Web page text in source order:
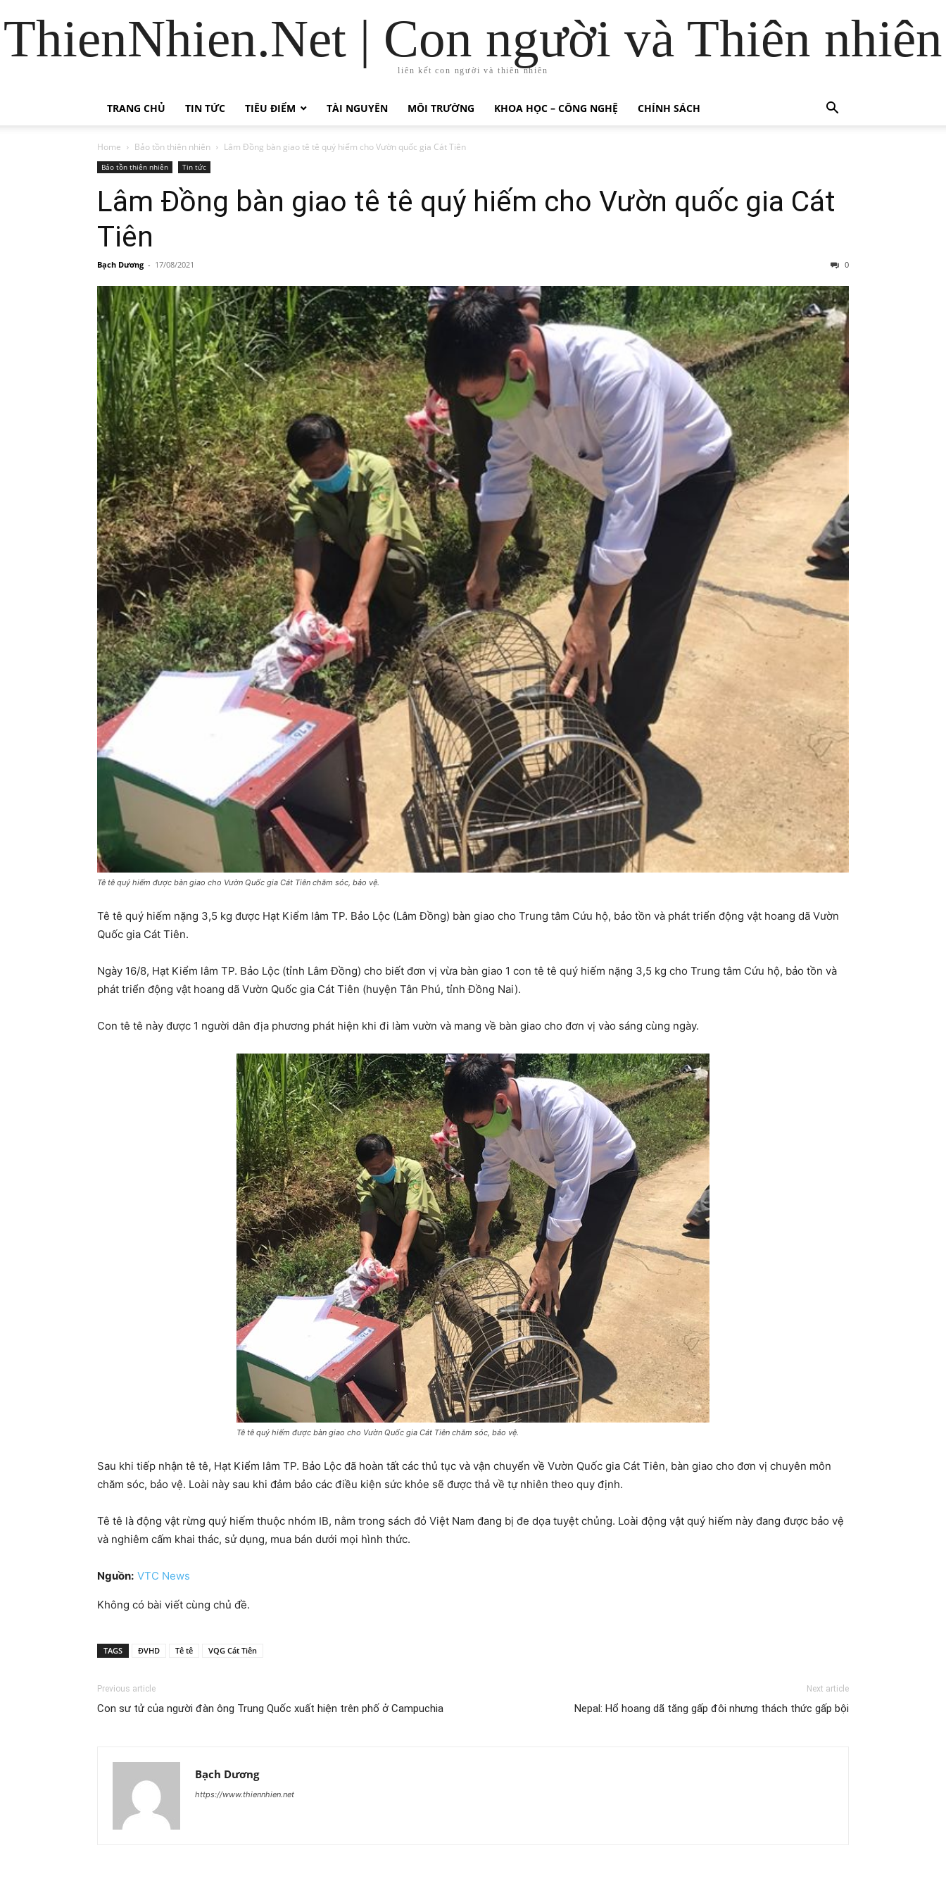
ThienNhien.Net | Con người và Thiên nhiên
liên kết con người và thiên nhiên
TRANG CHỦ TIN TỨC TIÊU ĐIỂM TÀI NGUYÊN MÔI TRƯỜNG KHOA HỌC – CÔNG NGHỆ CHÍNH SÁCH
Home Bảo tồn thiên nhiên Lâm Đồng bàn giao tê tê quý hiếm cho Vườn quốc gia Cát Tiên
Bảo tồn thiên nhiên Tin tức
Lâm Đồng bàn giao tê tê quý hiếm cho Vườn quốc gia Cát
Tiên
Bạch Dương - 17/08/2021 0
Tê tê quý hiếm được bàn giao cho Vườn Quốc gia Cát Tiên chăm sóc, bảo vệ.
Tê tê quý hiếm nặng 3,5 kg được Hạt Kiểm lâm TP. Bảo Lộc (Lâm Đồng) bàn giao cho Trung tâm Cứu hộ, bảo tồn và phát triển động vật hoang dã Vườn
Quốc gia Cát Tiên.
Ngày 16/8, Hạt Kiểm lâm TP. Bảo Lộc (tỉnh Lâm Đồng) cho biết đơn vị vừa bàn giao 1 con tê tê quý hiếm nặng 3,5 kg cho Trung tâm Cứu hộ, bảo tồn và
phát triển động vật hoang dã Vườn Quốc gia Cát Tiên (huyện Tân Phú, tỉnh Đồng Nai).
Con tê tê này được 1 người dân địa phương phát hiện khi đi làm vườn và mang về bàn giao cho đơn vị vào sáng cùng ngày.
Tê tê quý hiếm được bàn giao cho Vườn Quốc gia Cát Tiên chăm sóc, bảo vệ.
Sau khi tiếp nhận tê tê, Hạt Kiểm lâm TP. Bảo Lộc đã hoàn tất các thủ tục và vận chuyển về Vườn Quốc gia Cát Tiên, bàn giao cho đơn vị chuyên môn
chăm sóc, bảo vệ. Loài này sau khi đảm bảo các điều kiện sức khỏe sẽ được thả về tự nhiên theo quy định.
Tê tê là động vật rừng quý hiếm thuộc nhóm IB, nằm trong sách đỏ Việt Nam đang bị đe dọa tuyệt chủng. Loài động vật quý hiếm này đang được bảo vệ
và nghiêm cấm khai thác, sử dụng, mua bán dưới mọi hình thức.
Nguồn: VTC News
Không có bài viết cùng chủ đề.
TAGS ĐVHD Tê tê VQG Cát Tiên
Previous article
Con sư tử của người đàn ông Trung Quốc xuất hiện trên phố ở Campuchia
Next article
Nepal: Hổ hoang dã tăng gấp đôi nhưng thách thức gấp bội
Bạch Dương
https://www.thiennhien.net